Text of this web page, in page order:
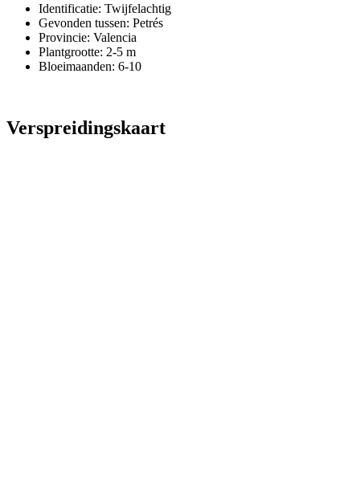
Identificatie: Twijfelachtig
Gevonden tussen: Petrés
Provincie: Valencia
Plantgrootte: 2-5 m
Bloeimaanden: 6-10
Verspreidingskaart